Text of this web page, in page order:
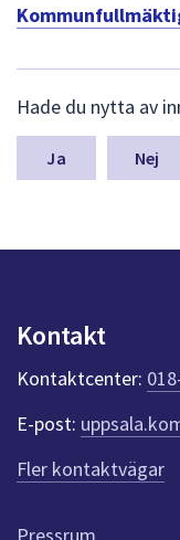
ä
m
a
n
k
t
e
r
f
ö
r
e
Hade du nytta av
Nej
Kontakt
Kontaktcenter:
E-post:
Fler kontaktvägar